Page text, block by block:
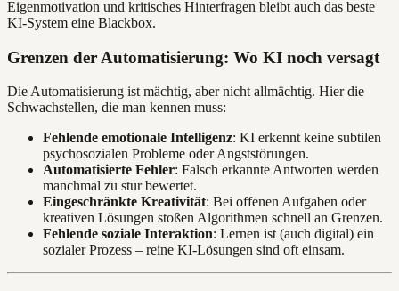
Eigenmotivation und kritisches Hinterfragen bleibt auch das beste
KI-System eine Blackbox.
Grenzen der Automatisierung: Wo KI noch versagt
Die Automatisierung ist mächtig, aber nicht allmächtig. Hier die
Schwachstellen, die man kennen muss:
Fehlende emotionale Intelligenz: KI erkennt keine subtilen
psychosozialen Probleme oder Angststörungen.
Automatisierte Fehler: Falsch erkannte Antworten werden
manchmal zu stur bewertet.
Eingeschränkte Kreativität: Bei offenen Aufgaben oder
kreativen Lösungen stoßen Algorithmen schnell an Grenzen.
Fehlende soziale Interaktion: Lernen ist (auch digital) ein
sozialer Prozess – reine KI-Lösungen sind oft einsam.